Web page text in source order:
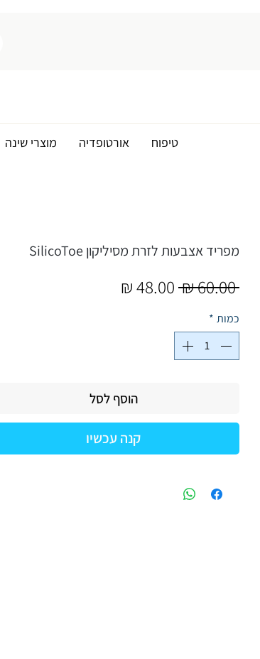
טיפוח אורטופדיה מוצרי שינה
מפריד אצבעות לזרת מסיליקון SilicoToe
‏60.00 ‏₪
מחיר
כמות *
הוסף לסל
קנה עכשיו